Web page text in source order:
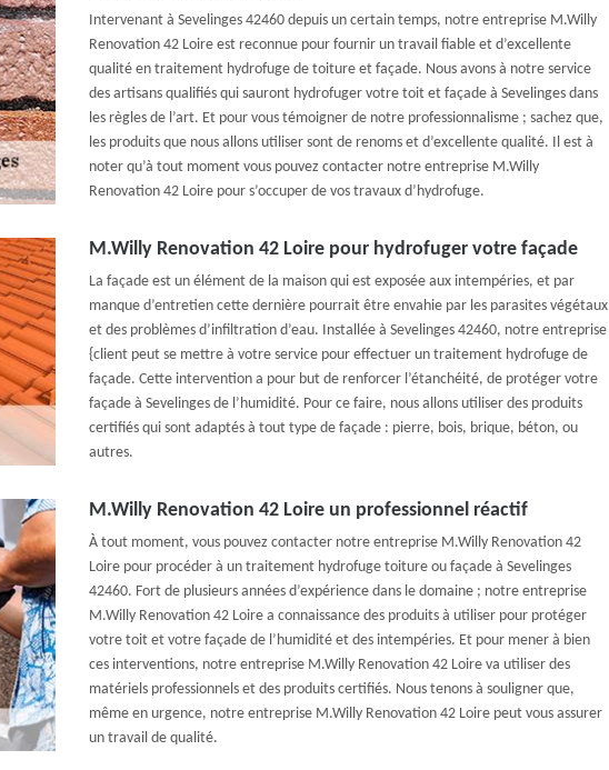
Intervenant à Sevelinges 42460 depuis un certain temps, notre entreprise M.Willy
Renovation 42 Loire est reconnue pour fournir un travail fiable et d’excellente
qualité en traitement hydrofuge de toiture et façade. Nous avons à notre service
des artisans qualifiés qui sauront hydrofuger votre toit et façade à Sevelinges dans
les règles de l’art. Et pour vous témoigner de notre professionnalisme ; sachez que,
les produits que nous allons utiliser sont de renoms et d’excellente qualité. Il est à
noter qu’à tout moment vous pouvez contacter notre entreprise M.Willy
Renovation 42 Loire pour s’occuper de vos travaux d’hydrofuge.
M.Willy Renovation 42 Loire pour hydrofuger votre façade
La façade est un élément de la maison qui est exposée aux intempéries, et par
manque d’entretien cette dernière pourrait être envahie par les parasites végétaux
et des problèmes d’infiltration d’eau. Installée à Sevelinges 42460, notre entreprise
{client peut se mettre à votre service pour effectuer un traitement hydrofuge de
façade. Cette intervention a pour but de renforcer l’étanchéité, de protéger votre
façade à Sevelinges de l’humidité. Pour ce faire, nous allons utiliser des produits
certifiés qui sont adaptés à tout type de façade : pierre, bois, brique, béton, ou
autres.
M.Willy Renovation 42 Loire un professionnel réactif
À tout moment, vous pouvez contacter notre entreprise M.Willy Renovation 42
Loire pour procéder à un traitement hydrofuge toiture ou façade à Sevelinges
42460. Fort de plusieurs années d’expérience dans le domaine ; notre entreprise
M.Willy Renovation 42 Loire a connaissance des produits à utiliser pour protéger
votre toit et votre façade de l’humidité et des intempéries. Et pour mener à bien
ces interventions, notre entreprise M.Willy Renovation 42 Loire va utiliser des
matériels professionnels et des produits certifiés. Nous tenons à souligner que,
même en urgence, notre entreprise M.Willy Renovation 42 Loire peut vous assurer
un travail de qualité.